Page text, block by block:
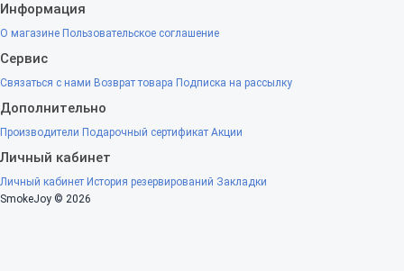
Информация
О магазине Пользовательское соглашение
Сервис
Связаться с нами Возврат товара Подписка на рассылку
Дополнительно
Производители Подарочный сертификат Акции
Личный кабинет
Личный кабинет История резервирований Закладки
SmokeJoy © 2026